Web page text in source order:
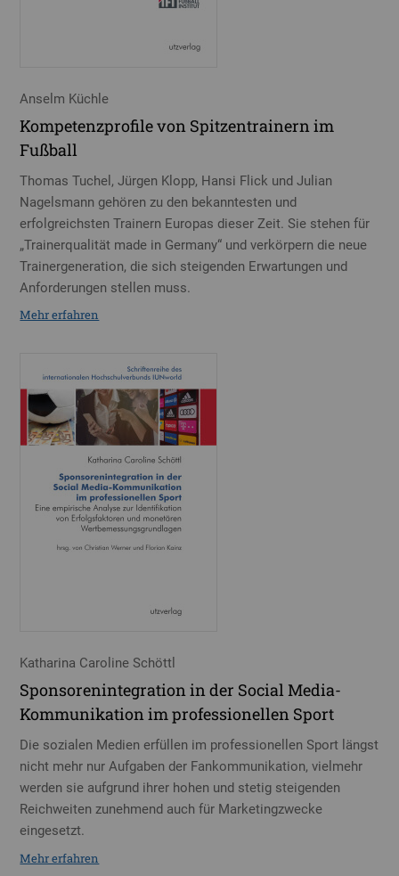
Anselm Küchle
Kompetenzprofile von Spitzentrainern im
Fußball
Thomas Tuchel, Jürgen Klopp, Hansi Flick und Julian
Nagelsmann gehören zu den bekanntesten und
erfolgreichsten Trainern Europas dieser Zeit. Sie stehen für
„Trainerqualität made in Germany“ und verkörpern die neue
Trainergeneration, die sich steigenden Erwartungen und
Anforderungen stellen muss.
Mehr erfahren
Katharina Caroline Schöttl
Sponsorenintegration in der Social Media-
Kommunikation im professionellen Sport
Die sozialen Medien erfüllen im professionellen Sport längst
nicht mehr nur Aufgaben der Fankommunikation, vielmehr
werden sie aufgrund ihrer hohen und stetig steigenden
Reichweiten zunehmend auch für Marketingzwecke
eingesetzt.
Mehr erfahren